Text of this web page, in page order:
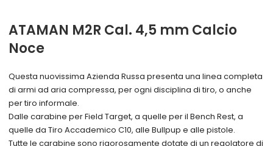
ATAMAN M2R Cal. 4,5 mm Calcio
Noce
Questa nuovissima Azienda Russa presenta una linea completa
di armi ad aria compressa, per ogni disciplina di tiro, o anche
per tiro informale.
Dalle carabine per Field Target, a quelle per il Bench Rest, a
quelle da Tiro Accademico C10, alle Bullpup e alle pistole.
Tutte le carabine sono rigorosamente dotate di un regolatore di